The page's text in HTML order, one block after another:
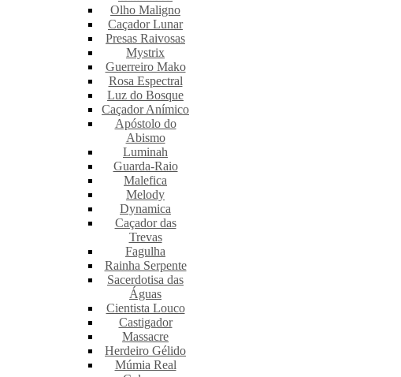
Olho Maligno
Caçador Lunar
Presas Raivosas
Mystrix
Guerreiro Mako
Rosa Espectral
Luz do Bosque
Caçador Anímico
Apóstolo do
Abismo
Luminah
Guarda-Raio
Malefica
Melody
Dynamica
Caçador das
Trevas
Fagulha
Rainha Serpente
Sacerdotisa das
Águas
Cientista Louco
Castigador
Massacre
Herdeiro Gélido
Múmia Real